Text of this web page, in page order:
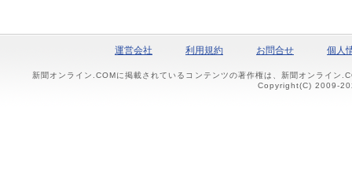
運営会社 利用規約 お問合せ 個人
新聞オンライン.COMに掲載されているコンテンツの著作権は、新聞オンライン
Copyright(C) 2009-